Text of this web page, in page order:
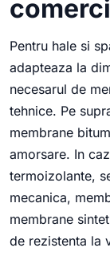
Pentru hale si
adapteaza la
necesarul de
tehnice. Pe
membrane
amorsare. In
termoizolante,
mecanica,
membrane
de rezistenta la